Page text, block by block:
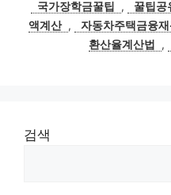
국가장학금꿀팁
, 꿀팁공
액계산 , 자동차주택금융
환산율계산법
,
검색